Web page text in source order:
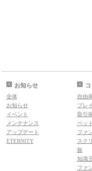
お知らせ
全体
お知らせ
イベント
メンテナンス
アップデート
ETERNITY
自由
プレ
取引
ペッ
ファ
スク
板
知識
ファ